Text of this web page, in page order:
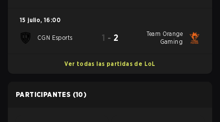
15 julio, 16:00
CGN Esports 1 - 2
Team Orange
Gaming
Ver todas las partidas de LoL
PARTICIPANTES (10)